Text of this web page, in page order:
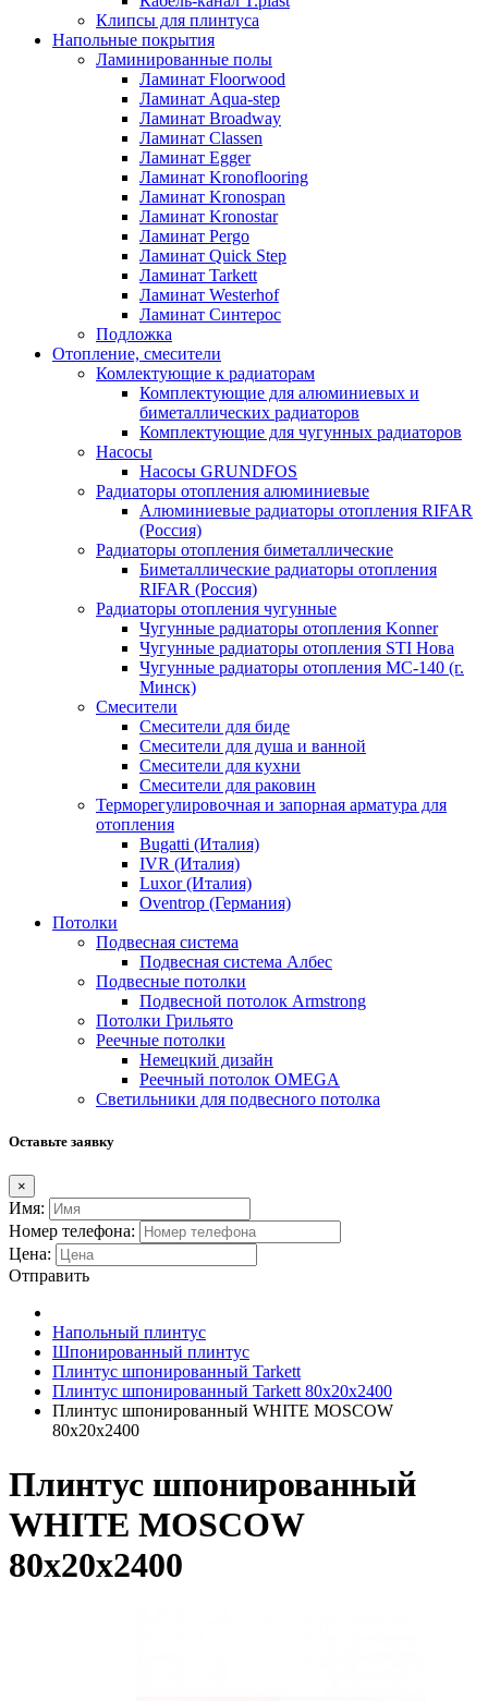
Клипсы для плинтуса
Напольные покрытия
Ламинированные полы
Ламинат Floorwood
Ламинат Aqua-step
Ламинат Broadway
Ламинат Classen
Ламинат Egger
Ламинат Kronoflooring
Ламинат Kronospan
Ламинат Kronostar
Ламинат Pergo
Ламинат Quick Step
Ламинат Tarkett
Ламинат Westerhof
Ламинат Синтерос
Подложка
Отопление, смесители
Комлектующие к радиаторам
Комплектующие для алюминиевых и
биметаллических радиаторов
Комплектующие для чугунных радиаторов
Насосы
Насосы GRUNDFOS
Радиаторы отопления алюминиевые
Алюминиевые радиаторы отопления RIFAR
(Россия)
Радиаторы отопления биметаллические
Биметаллические радиаторы отопления
RIFAR (Россия)
Радиаторы отопления чугунные
Чугунные радиаторы отопления Konner
Чугунные радиаторы отопления STI Нова
Чугунные радиаторы отопления МС-140 (г.
Минск)
Смесители
Смесители для биде
Смесители для душа и ванной
Смесители для кухни
Смесители для раковин
Терморегулировочная и запорная арматура для
отопления
Bugatti (Италия)
IVR (Италия)
Luxor (Италия)
Oventrop (Германия)
Потолки
Подвесная система
Подвесная система Албес
Подвесные потолки
Подвесной потолок Armstrong
Потолки Грильято
Реечные потолки
Немецкий дизайн
Реечный потолок OMEGA
Светильники для подвесного потолка
Оставьте заявку
×
Имя:
Номер телефона:
Цена:
Отправить
Напольный плинтус
Шпонированный плинтус
Плинтус шпонированный Tarkett
Плинтус шпонированный Tarkett 80х20х2400
Плинтус шпонированный WHITE MOSCOW
80x20x2400
Плинтус шпонированный
WHITE MOSCOW
80x20x2400